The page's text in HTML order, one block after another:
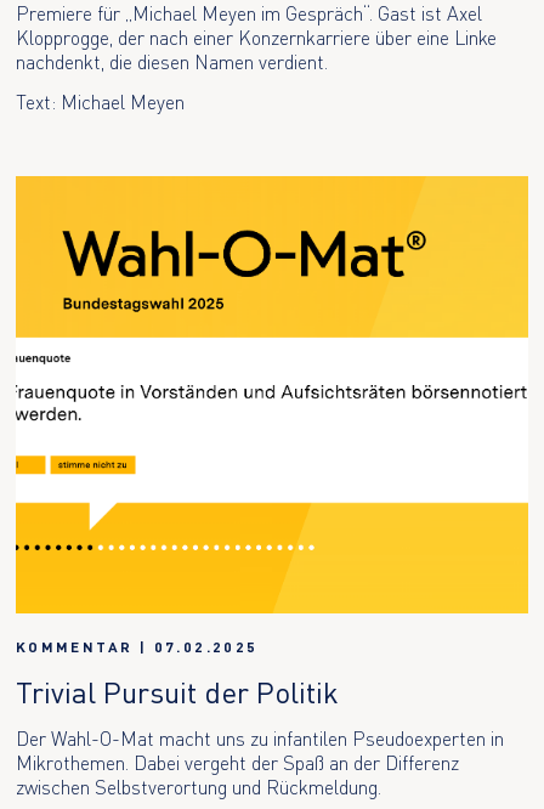
Premiere für „Michael Meyen im Gespräch“. Gast ist Axel
Klopprogge, der nach einer Konzernkarriere über eine Linke
nachdenkt, die diesen Namen verdient.
Text: Michael Meyen
KOMMENTAR | 07.02.2025
Trivial Pursuit der Politik
Der Wahl-O-Mat macht uns zu infantilen Pseudoexperten in
Mikrothemen. Dabei vergeht der Spaß an der Differenz
zwischen Selbstverortung und Rückmeldung.